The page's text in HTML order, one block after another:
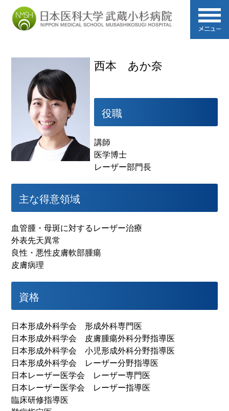
西本 あか奈
役職
講師
医学博士
レーザー部門長
主な得意領域
血管腫・母斑に対するレーザー治療
外表先天異常
良性・悪性皮膚軟部腫瘍
皮膚病理
資格
日本形成外科学会 形成外科専門医
日本形成外科学会 皮膚腫瘍外科分野指導医
日本形成外科学会 小児形成外科分野指導医
日本形成外科学会 レーザー分野指導医
日本レーザー医学会 レーザー専門医
日本レーザー医学会 レーザー指導医
臨床研修指導医